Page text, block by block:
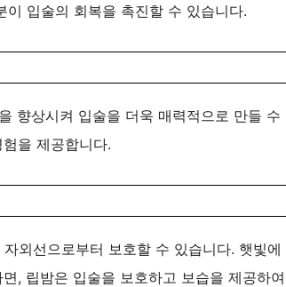
입술의 회복을 촉진할 수 있습니다.
향상시켜 입술을 더욱 매력적으로 만들 수
을 제공합니다.
외선으로부터 보호할 수 있습니다. 햇빛에
, 립밤은 입술을 보호하고 보습을 제공하여